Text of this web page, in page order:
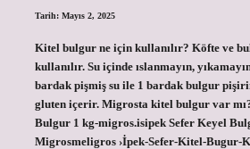
Tarih: Mayıs 2, 2025
Kitel bulgur ne için kullanılır? Köfte ve
kullanılır. Su içinde ıslanmayın,
bardak pişmiş su ile 1 bardak bulgur
gluten içerir. Migrosta kitel bulgur var
Bulgur 1 kg-migros.isipek Sefer Keyel
Migrosmeligros ›İpek-Sefer-Kitel-